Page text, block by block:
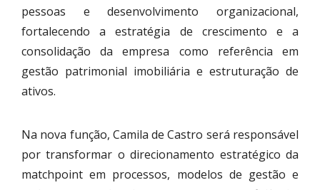
pessoas e desenvolvimento organizacional,
fortalecendo a estratégia de crescimento e a
consolidação da empresa como referência em
gestão patrimonial imobiliária e estruturação de
ativos.
Na nova função, Camila de Castro será responsável
por transformar o direcionamento estratégico da
matchpoint em processos, modelos de gestão e